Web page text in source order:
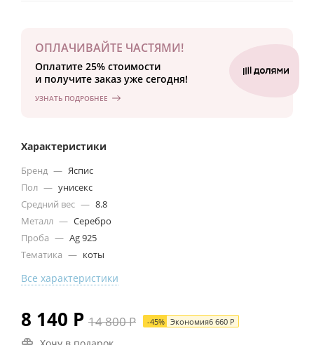
ОПЛАЧИВАЙТЕ ЧАСТЯМИ!
Оплатите 25% стоимости
и получите заказ уже сегодня!
УЗНАТЬ ПОДРОБНЕЕ
Характеристики
Бренд — Яспис
Пол — унисекс
Средний вес — 8.8
Металл — Серебро
Проба — Ag 925
Тематика — коты
Все характеристики
8 140 Р 14 800Р -45% Экономия6 660 Р